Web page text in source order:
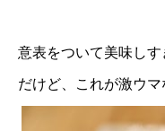
意表をついて美味しす
だけど、これが激ウマ